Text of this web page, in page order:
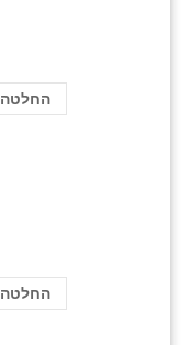
החלטה 1261
החלטה 1265